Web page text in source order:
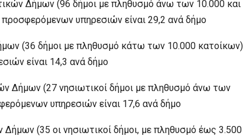
Δήμων (96 δήμοι με πληθυσμό άνω των 10.000 και
υπηρεσιών είναι 29,2 ανά δήμο
(36 δήμοι με πληθυσμό κάτω των 10.000 κατοίκων)
είναι 14,3 ανά δήμο
Δήμων (27 νησιωτικοί δήμοι με πληθυσμό άνω των
υπηρεσιών είναι 17,6 ανά δήμο
(35 οι νησιωτικοί δήμοι, με πληθυσμό έως 3.500